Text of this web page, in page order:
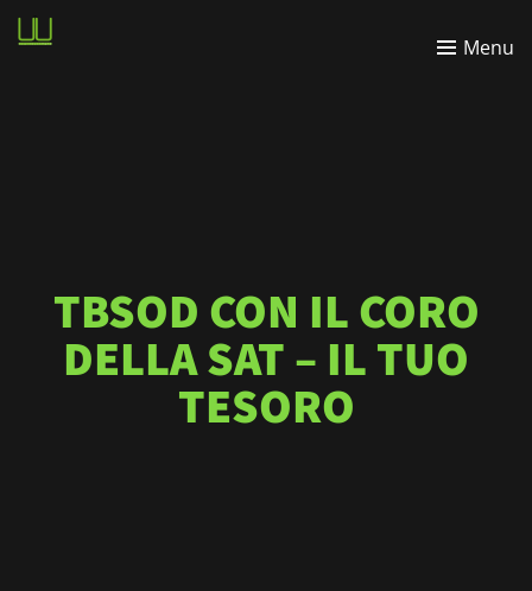
Wasabi
Menu
TBSOD CON IL CORO
DELLA SAT – IL TUO
TESORO